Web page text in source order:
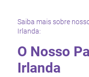
Saiba mais sobre
Irlanda:
O Nosso
Irlanda